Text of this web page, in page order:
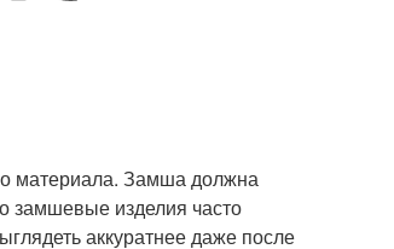
материала. Замша должна
замшевые изделия часто
аккуратнее даже после